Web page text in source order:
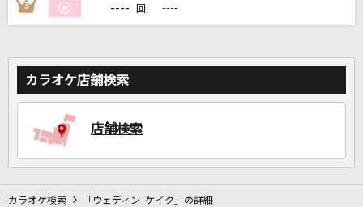
カラオケをもっと楽しもう！
3 ---- 回 ----
カラオケ店舗検索
店舗検索
カラオケ検索 「ウェディン ケイク」の詳細